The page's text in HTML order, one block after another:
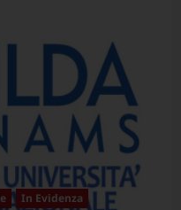
In Evidenza